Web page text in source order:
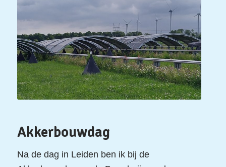
Akkerbouwdag
Na de dag in Leiden ben ik bij de